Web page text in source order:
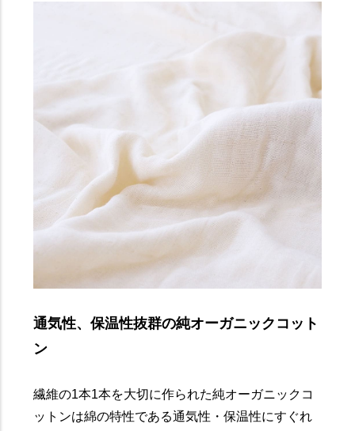
通気性、保温性抜群の純オーガニックコット
ン
繊維の1本1本を大切に作られた純オーガニックコ
ットンは綿の特性である通気性・保温性にすぐれ